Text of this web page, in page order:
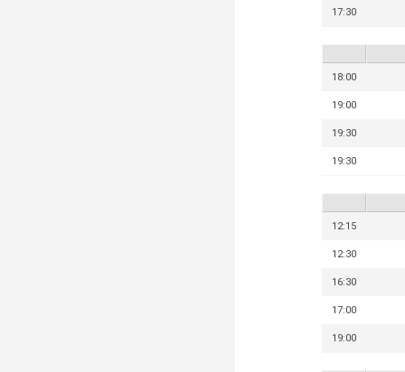
17:30
18:00
19:00
19:30
19:30
12:15
12:30
16:30
17:00
19:00